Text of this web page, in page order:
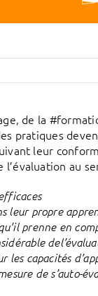
de la
pratiques
leur
au
leur propre
prenne en
capacités
de s’auto-